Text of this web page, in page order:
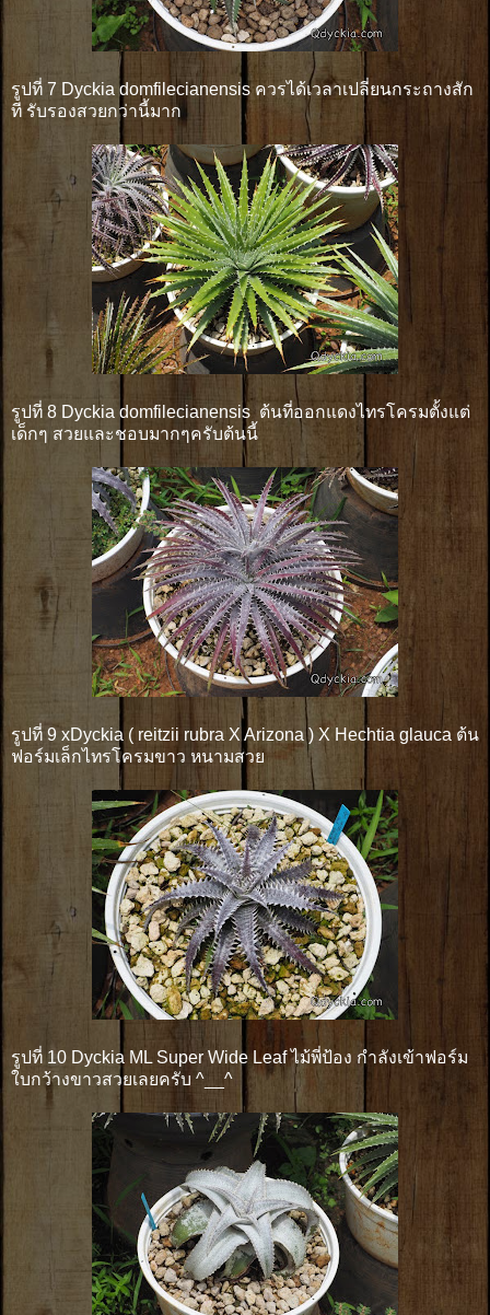
รูปที่ 7 Dyckia domfilecianensis ควรได้เวลาเปลี่ยนกระถางสัก
ที รับรองสวยกว่านี้มาก
รูปที่ 8 Dyckia domfilecianensis ต้นที่ออกแดงไทรโครมตั้งแต่
เด็กๆ สวยและชอบมากๆครับต้นนี้
รูปที่ 9 xDyckia ( reitzii rubra X Arizona ) X Hechtia glauca ต้น
ฟอร์มเล็กไทรโครมขาว หนามสวย
รูปที่ 10 Dyckia ML Super Wide Leaf ไม้พี่ป้อง กำลังเข้าฟอร์ม
ใบกว้างขาวสวยเลยครับ ^__^